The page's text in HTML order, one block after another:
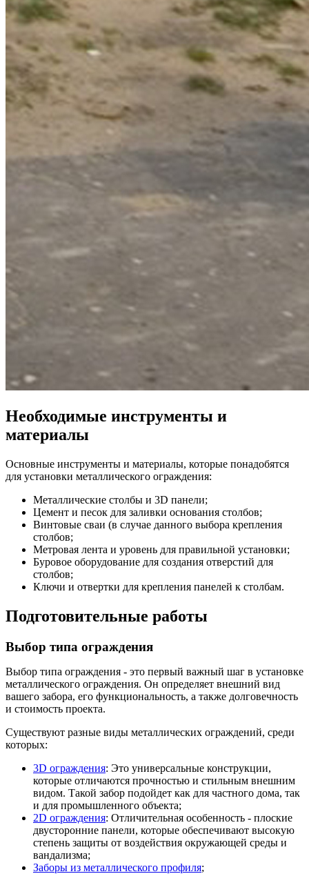
Необходимые инструменты и
материалы
Основные инструменты и материалы, которые понадобятся
для установки металлического ограждения:
Металлические столбы и 3D панели;
Цемент и песок для заливки основания столбов;
Винтовые сваи (в случае данного выбора крепления
столбов;
Метровая лента и уровень для правильной установки;
Буровое оборудование для создания отверстий для
столбов;
Ключи и отвертки для крепления панелей к столбам.
Подготовительные работы
Выбор типа ограждения
Выбор типа ограждения - это первый важный шаг в установке
металлического ограждения. Он определяет внешний вид
вашего забора, его функциональность, а также долговечность
и стоимость проекта.
Существуют разные виды металлических ограждений, среди
которых:
3D ограждения: Это универсальные конструкции,
которые отличаются прочностью и стильным внешним
видом. Такой забор подойдет как для частного дома, так
и для промышленного объекта;
2D ограждения: Отличительная особенность - плоские
двусторонние панели, которые обеспечивают высокую
степень защиты от воздействия окружающей среды и
вандализма;
Заборы из металлического профиля;